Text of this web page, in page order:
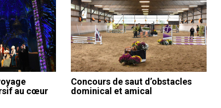
au cœur
Concours de saut d’obstacles
dominical et amical